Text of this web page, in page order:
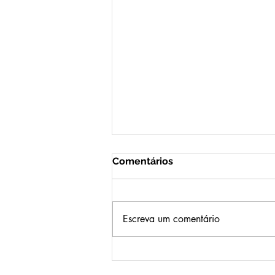
Comentários
Escreva um comentário